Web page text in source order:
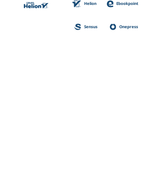
Helion Ebookpoint
Sensus Onepress